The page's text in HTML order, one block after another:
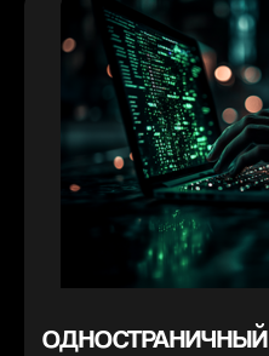
ОДНОСТРАНИЧНЫЙ